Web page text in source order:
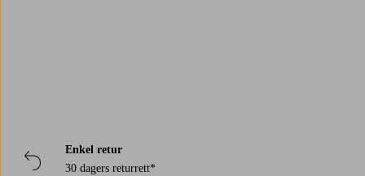
Enkel retur
30 dagers returrett*